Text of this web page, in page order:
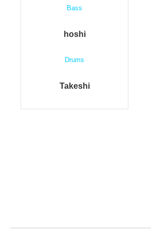
Bass
hoshi
Drums
Takeshi